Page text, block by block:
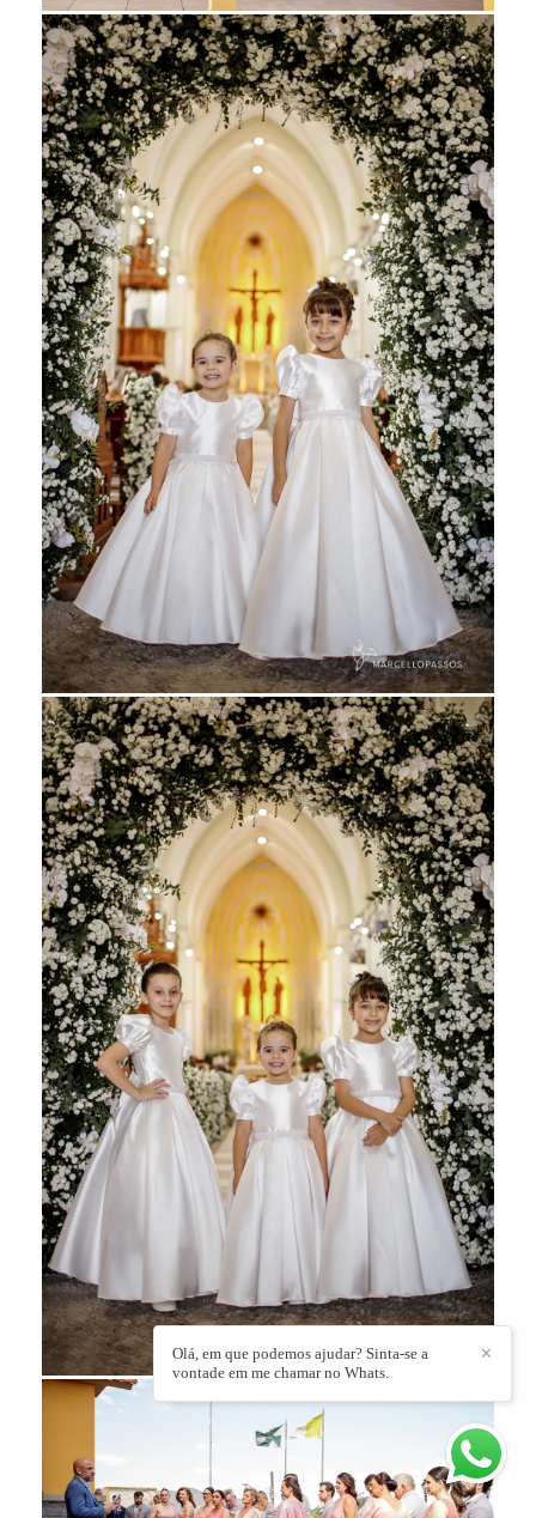
✕
Olá, em que podemos ajudar? Sinta-se a
vontade em me chamar no Whats.